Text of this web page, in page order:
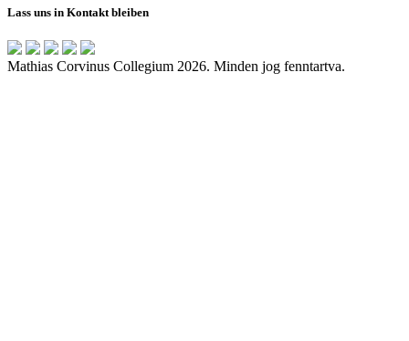
Lass uns in Kontakt bleiben
Mathias Corvinus Collegium 2026. Minden jog fenntartva.